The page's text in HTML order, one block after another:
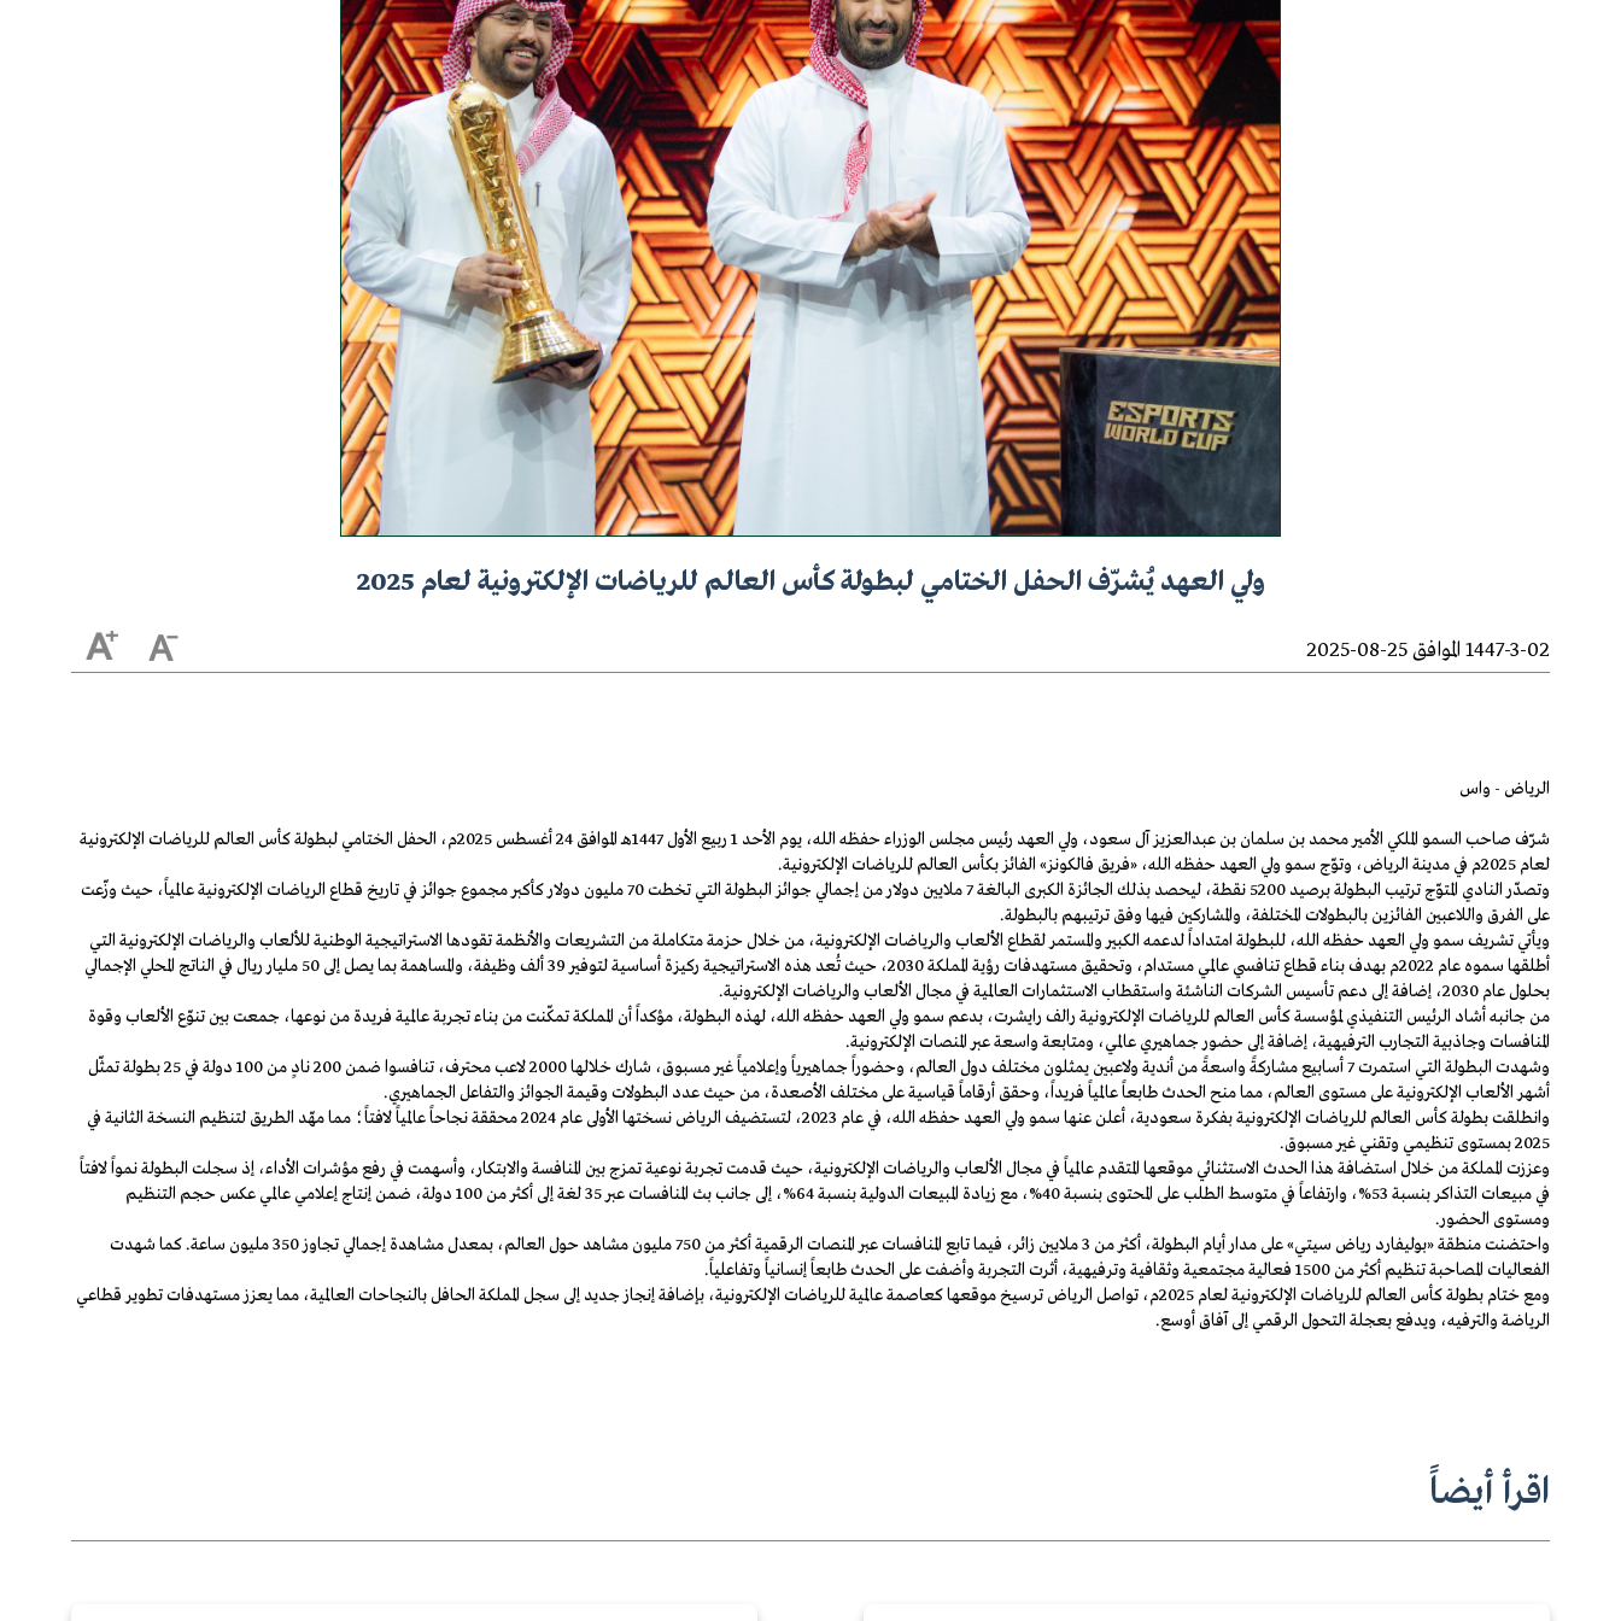
ولي العهد يُشرّف الحفل الختامي لبطولة كأس العالم للرياضات الإلكترونية لعام 2025
1447-3-02 الموافق 25-08-2025
الرياض - واس
شرّف صاحب السمو الملكي الأمير محمد بن سلمان بن عبدالعزيز آل سعود، ولي العهد رئيس مجلس الوزراء حفظه الله، يوم الأحد 1 ربيع الأول 1447هـ الموافق 24 أغسطس 2025م، الحفل الختامي لبطولة كأس العالم للرياضات الإلكترونية
لعام 2025م في مدينة الرياض، وتوّج سمو ولي العهد حفظه الله، «فريق فالكونز» الفائز بكأس العالم للرياضات الإلكترونية.
وتصدّر النادي المتوّج ترتيب البطولة برصيد 5200 نقطة، ليحصد بذلك الجائزة الكبرى البالغة 7 ملايين دولار من إجمالي جوائز البطولة التي تخطت 70 مليون دولار كأكبر مجموع جوائز في تاريخ قطاع الرياضات الإلكترونية عالمياً، حيث وزّعت
على الفرق واللاعبين الفائزين بالبطولات المختلفة، والمشاركين فيها وفق ترتيبهم بالبطولة.
ويأتي تشريف سمو ولي العهد حفظه الله، للبطولة امتداداً لدعمه الكبير والمستمر لقطاع الألعاب والرياضات الإلكترونية، من خلال حزمة متكاملة من التشريعات والأنظمة تقودها الاستراتيجية الوطنية للألعاب والرياضات الإلكترونية التي
أطلقها سموه عام 2022م بهدف بناء قطاع تنافسي عالمي مستدام، وتحقيق مستهدفات رؤية المملكة 2030، حيث تُعد هذه الاستراتيجية ركيزة أساسية لتوفير 39 ألف وظيفة، والمساهمة بما يصل إلى 50 مليار ريال في الناتج المحلي الإجمالي
بحلول عام 2030، إضافة إلى دعم تأسيس الشركات الناشئة واستقطاب الاستثمارات العالمية في مجال الألعاب والرياضات الإلكترونية.
من جانبه أشاد الرئيس التنفيذي لمؤسسة كأس العالم للرياضات الإلكترونية رالف رايشرت، بدعم سمو ولي العهد حفظه الله، لهذه البطولة، مؤكداً أن المملكة تمكّنت من بناء تجربة عالمية فريدة من نوعها، جمعت بين تنوّع الألعاب وقوة
المنافسات وجاذبية التجارب الترفيهية، إضافة إلى حضور جماهيري عالمي، ومتابعة واسعة عبر المنصات الإلكترونية.
وشهدت البطولة التي استمرت 7 أسابيع مشاركةً واسعةً من أندية ولاعبين يمثلون مختلف دول العالم، وحضوراً جماهيرياً وإعلامياً غير مسبوق، شارك خلالها 2000 لاعب محترف، تنافسوا ضمن 200 نادٍ من 100 دولة في 25 بطولة تمثّل
أشهر الألعاب الإلكترونية على مستوى العالم، مما منح الحدث طابعاً عالمياً فريداً، وحقق أرقاماً قياسية على مختلف الأصعدة، من حيث عدد البطولات وقيمة الجوائز والتفاعل الجماهيري.
وانطلقت بطولة كأس العالم للرياضات الإلكترونية بفكرة سعودية، أعلن عنها سمو ولي العهد حفظه الله، في عام 2023، لتستضيف الرياض نسختها الأولى عام 2024 محققة نجاحاً عالمياً لافتاً؛ مما مهّد الطريق لتنظيم النسخة الثانية في
2025 بمستوى تنظيمي وتقني غير مسبوق.
وعززت المملكة من خلال استضافة هذا الحدث الاستثنائي موقعها المتقدم عالمياً في مجال الألعاب والرياضات الإلكترونية، حيث قدمت تجربة نوعية تمزج بين المنافسة والابتكار، وأسهمت في رفع مؤشرات الأداء، إذ سجلت البطولة نمواً لافتاً
في مبيعات التذاكر بنسبة 53%، وارتفاعاً في متوسط الطلب على المحتوى بنسبة 40%، مع زيادة المبيعات الدولية بنسبة 64%، إلى جانب بث المنافسات عبر 35 لغة إلى أكثر من 100 دولة، ضمن إنتاج إعلامي عالمي عكس حجم التنظيم
ومستوى الحضور.
واحتضنت منطقة «بوليفارد رياض سيتي» على مدار أيام البطولة، أكثر من 3 ملايين زائر، فيما تابع المنافسات عبر المنصات الرقمية أكثر من 750 مليون مشاهد حول العالم، بمعدل مشاهدة إجمالي تجاوز 350 مليون ساعة. كما شهدت
الفعاليات المصاحبة تنظيم أكثر من 1500 فعالية مجتمعية وثقافية وترفيهية، أثرت التجربة وأضفت على الحدث طابعاً إنسانياً وتفاعلياً.
ومع ختام بطولة كأس العالم للرياضات الإلكترونية لعام 2025م، تواصل الرياض ترسيخ موقعها كعاصمة عالمية للرياضات الإلكترونية، بإضافة إنجاز جديد إلى سجل المملكة الحافل بالنجاحات العالمية، مما يعزز مستهدفات تطوير قطاعي
الرياضة والترفيه، ويدفع بعجلة التحول الرقمي إلى آفاق أوسع.
اقرأ أيضاً